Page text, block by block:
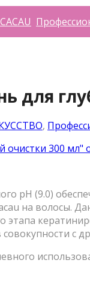
для
,
очистки 300 мл"
рН (9.0)
на волосы.
с